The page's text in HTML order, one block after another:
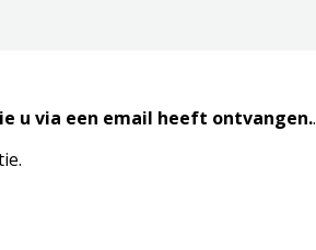
u via een email heeft ontvangen..